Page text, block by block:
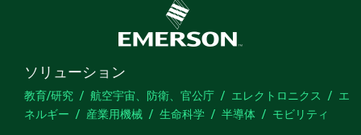
ソリューション
教育/研究 航空宇宙、防衛、官公庁 エレクトロニクス
エ
ネルギー
産業用機械 生命科学 半導体 モビリティ